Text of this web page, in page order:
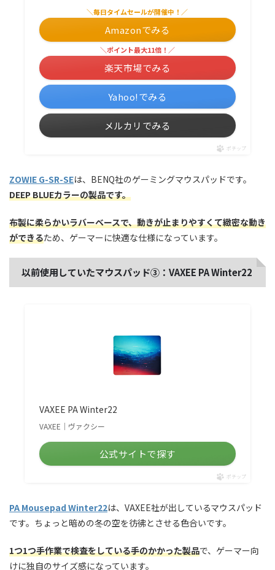
＼毎日タイムセールが開催中！／
Amazonでみる
＼ポイント最大11倍！／
楽天市場でみる
Yahoo!でみる
メルカリでみる
ポチップ
ZOWIE G-SR-SEは、BENQ社のゲーミングマウスパッドです。
DEEP BLUEカラーの製品です。
布製に柔らかいラバーベースで、動きが止まりやすくて緻密な動き
ができるため、ゲーマーに快適な仕様になっています。
以前使用していたマウスパッド③：VAXEE PA Winter22
VAXEE PA Winter22
VAXEE｜ヴァクシー
公式サイトで探す
ポチップ
PA Mousepad Winter22は、VAXEE社が出しているマウスパッド
です。ちょっと暗めの冬の空を彷彿とさせる色合いです。
1つ1つ手作業で検査をしている手のかかった製品で、ゲーマー向
けに独自のサイズ感になっています。